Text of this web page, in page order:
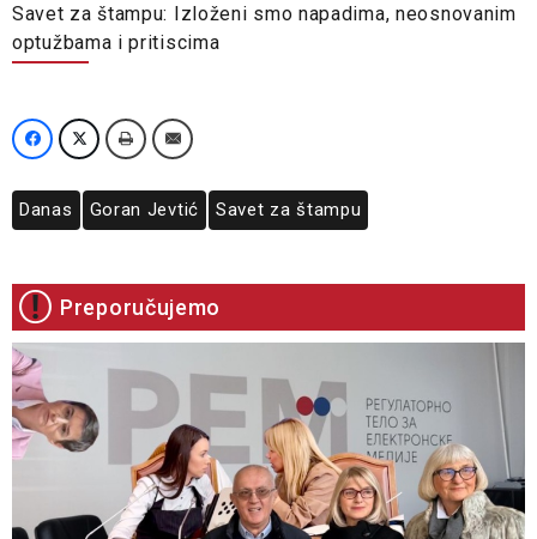
Savet za štampu: Izloženi smo napadima, neosnovanim
optužbama i pritiscima
Danas Goran Jevtić Savet za štampu
Preporučujemo